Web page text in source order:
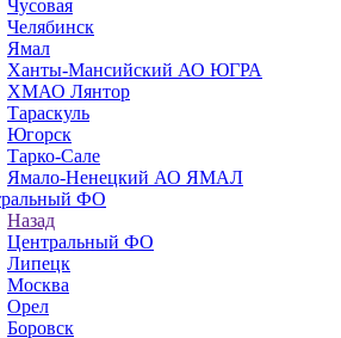
Чусовая
Челябинск
Ямал
Ханты-Мансийский АО ЮГРА
ХМАО Лянтор
Тараскуль
Югорск
Тарко-Сале
Ямало-Ненецкий АО ЯМАЛ
ФО
Назад
Центральный ФО
Липецк
Москва
Орел
Боровск